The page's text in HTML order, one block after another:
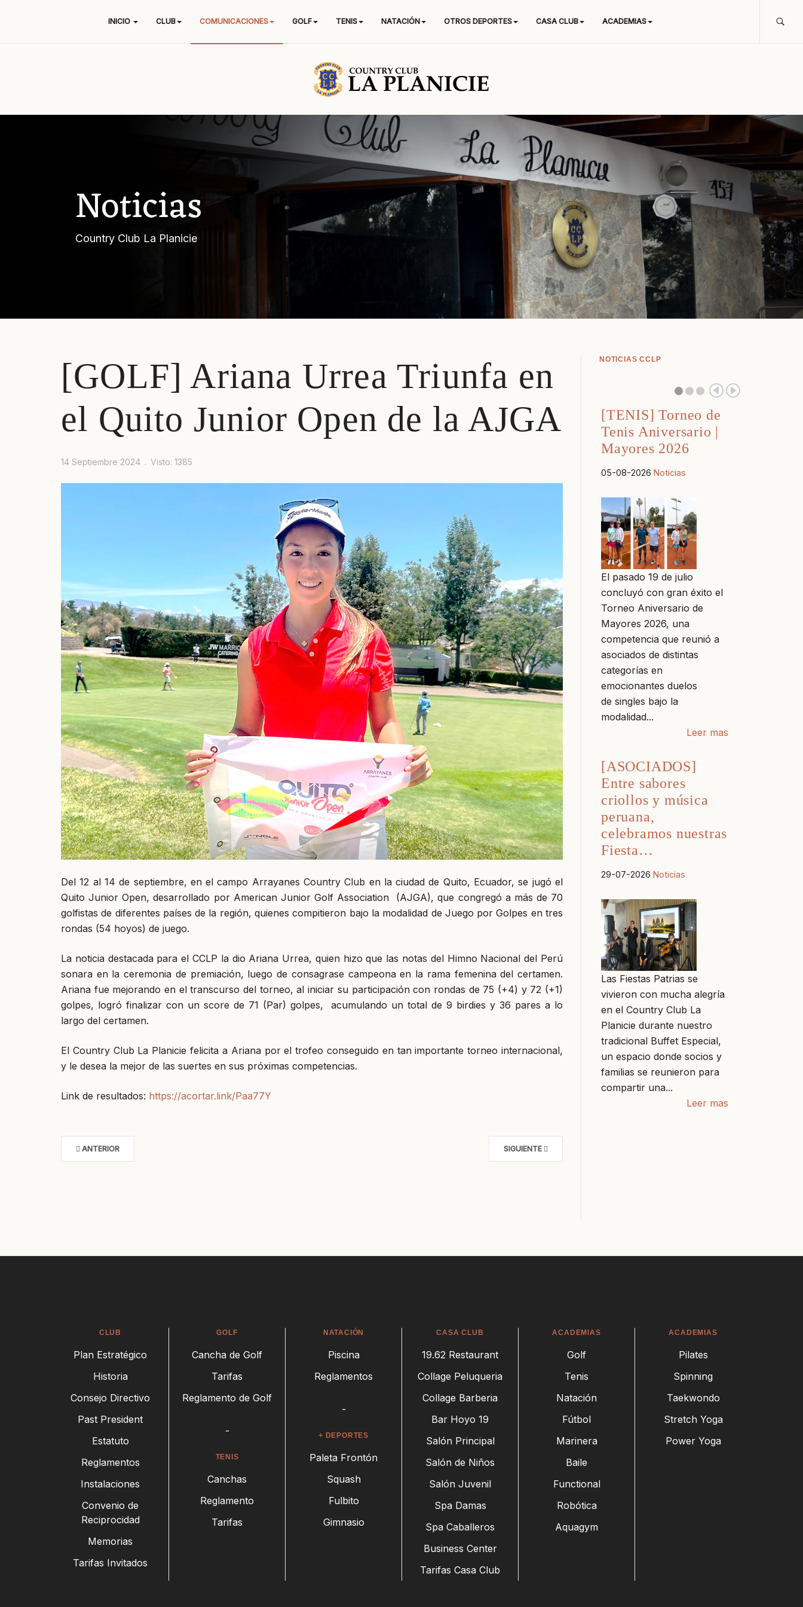
INICIO CLUB COMUNICACIONES GOLF TENIS NATACIÓN OTROS DEPORTES CASA CLUB ACADEMIAS
Noticias
Country Club La Planicie
[GOLF] Ariana Urrea Triunfa en
el Quito Junior Open de la AJGA
14 Septiembre 2024 Visto: 1385
Del 12 al 14 de septiembre, en el campo Arrayanes Country Club en la ciudad de Quito, Ecuador, se jugó el
Quito Junior Open, desarrollado por American Junior Golf Association (AJGA), que congregó a más de 70
golfistas de diferentes países de la región, quienes compitieron bajo la modalidad de Juego por Golpes en tres
rondas (54 hoyos) de juego.
La noticia destacada para el CCLP la dio Ariana Urrea, quien hizo que las notas del Himno Nacional del Perú
sonara en la ceremonia de premiación, luego de consagrase campeona en la rama femenina del certamen.
Ariana fue mejorando en el transcurso del torneo, al iniciar su participación con rondas de 75 (+4) y 72 (+1)
golpes, logró finalizar con un score de 71 (Par) golpes, acumulando un total de 9 birdies y 36 pares a lo
largo del certamen.
El Country Club La Planicie felicita a Ariana por el trofeo conseguido en tan importante torneo internacional,
y le desea la mejor de las suertes en sus próximas competencias.
Link de resultados: https://acortar.link/Paa77Y
ANTERIOR SIGUIENTE
NOTICIAS CCLP
[TENIS] Torneo de
Tenis Aniversario |
Mayores 2026
05-08-2026 Noticias
El pasado 19 de julio
concluyó con gran éxito el
Torneo Aniversario de
Mayores 2026, una
competencia que reunió a
asociados de distintas
categorías en
emocionantes duelos
de singles bajo la
modalidad...
Leer mas
[ASOCIADOS]
Entre sabores
criollos y música
peruana,
celebramos nuestras
Fiesta…
29-07-2026 Noticias
Las Fiestas Patrias se
vivieron con mucha alegría
en el Country Club La
Planicie durante nuestro
tradicional Buffet Especial,
un espacio donde socios y
familias se reunieron para
compartir una...
Leer mas
CLUB
Plan Estratégico
Historia
Consejo Directivo
Past President
Estatuto
Reglamentos
Instalaciones
Convenio de
Reciprocidad
Memorias
Tarifas Invitados
GOLF
Cancha de Golf
Tarifas
Reglamento de Golf
-
TENIS
Canchas
Reglamento
Tarifas
NATACIÓN
Piscina
Reglamentos
-
+ DEPORTES
Paleta Frontón
Squash
Fulbito
Gimnasio
CASA CLUB
19.62 Restaurant
Collage Peluqueria
Collage Barberia
Bar Hoyo 19
Salón Principal
Salón de Niños
Salón Juvenil
Spa Damas
Spa Caballeros
Business Center
Tarifas Casa Club
ACADEMIAS
Golf
Tenis
Natación
Fútbol
Marinera
Baile
Functional
Robótica
Aquagym
ACADEMIAS
Pilates
Spinning
Taekwondo
Stretch Yoga
Power Yoga